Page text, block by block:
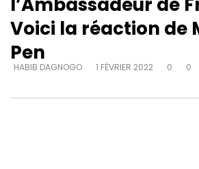
Voici la réaction de
Pen
HABIB DAGNOGO 1 FÉVRIER 2022 0 0